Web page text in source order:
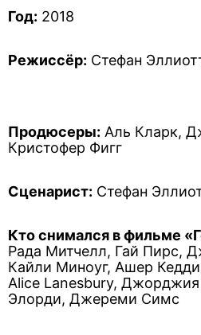
Год: 2018
Режиссёр: Стефан
Продюсеры: Аль Кларк,
Кристофер Фигг
Сценарист: Стефан
Кто снимался в фильме
Рада Митчелл, Гай Пирс,
Кайли Миноуг, Ашер
Alice Lanesbury,
Элорди, Джереми Симс